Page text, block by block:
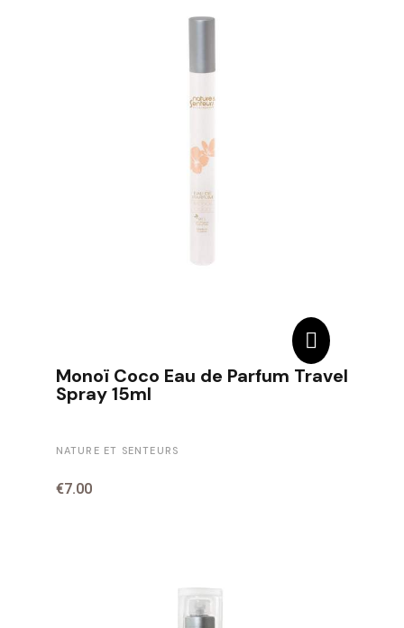
Monoï Coco Eau de Parfum Travel
Spray 15ml
NATURE ET SENTEURS
€7.00